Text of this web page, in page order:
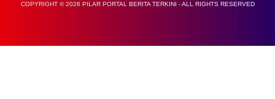
COPYRIGHT © 2026 PILAR PORTAL BERITA TERKINI - ALL RIGHTS RESERVED